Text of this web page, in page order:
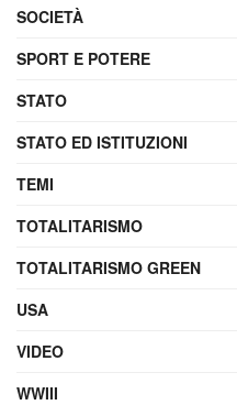
SOCIETÀ
SPORT E POTERE
STATO
STATO ED ISTITUZIONI
TEMI
TOTALITARISMO
TOTALITARISMO GREEN
USA
VIDEO
WWIII